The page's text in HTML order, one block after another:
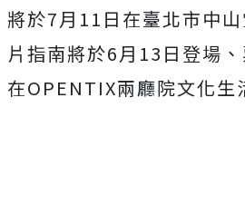
將於7月11日在臺北市中山
片指南將於6月13日登場、
在OPENTIX兩廳院文化生